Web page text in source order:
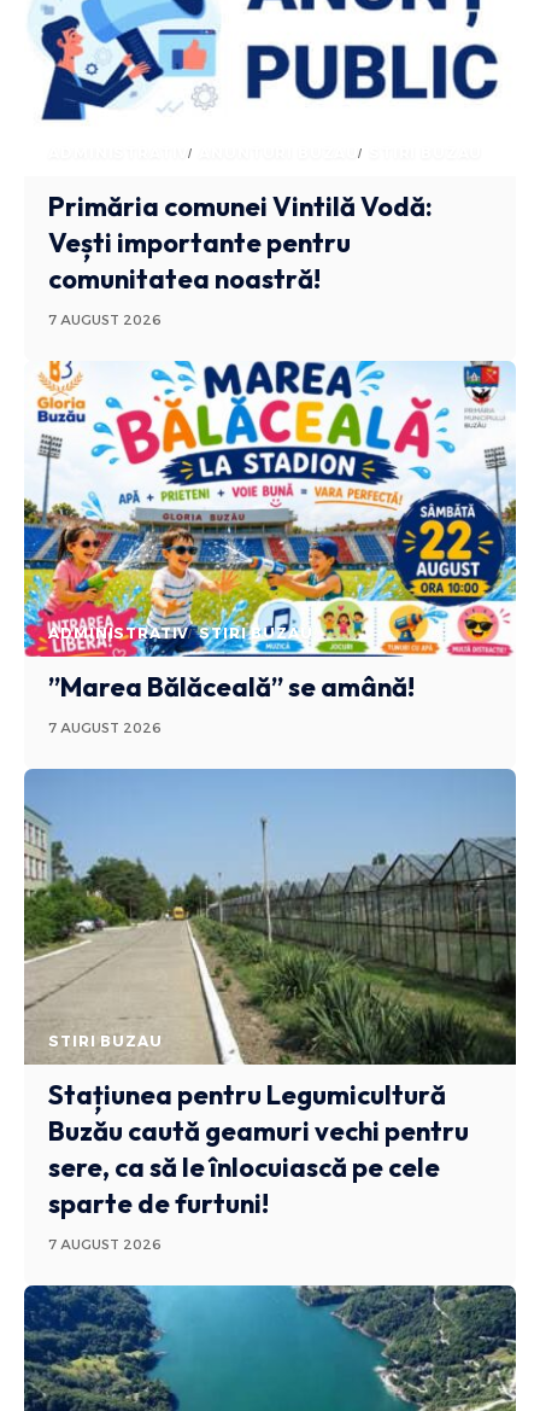
ADMINISTRATIV ANUNTURI BUZAU
Primăria comunei Vintilă Vodă:
Vești importante pentru
comunitatea noastră!
7 AUGUST 2026
ADMINISTRATIV STIRI BUZAU
”Marea Bălăceală” se amână!
7 AUGUST 2026
STIRI BUZAU
Stațiunea pentru Legumicultură
Buzău caută geamuri vechi pentru
sere, ca să le înlocuiască pe cele
sparte de furtuni!
7 AUGUST 2026